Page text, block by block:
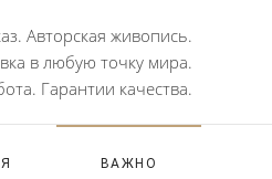
Авторская живопись.
в любую точку мира.
Гарантии качества.
ВАЖНО